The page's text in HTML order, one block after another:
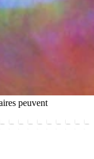
peuvent